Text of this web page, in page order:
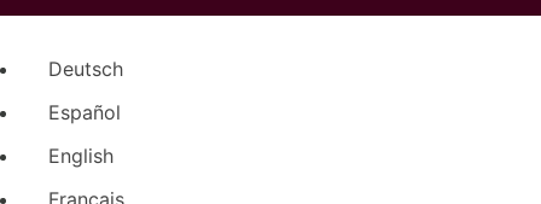
Deutsch
Español
English